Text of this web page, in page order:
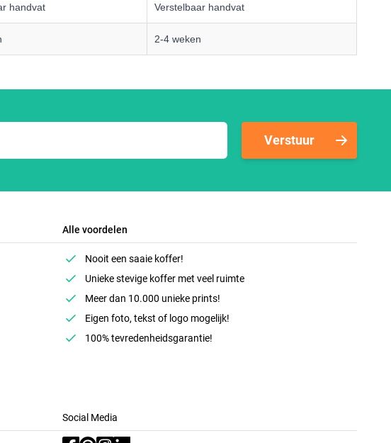
handvat Verstelbaar handvat
2-4 weken
Verstuur
Alle voordelen
Nooit een saaie koffer!
Unieke stevige koffer met veel ruimte
Meer dan 10.000 unieke prints!
Eigen foto, tekst of logo mogelijk!
100% tevredenheidsgarantie!
Social Media